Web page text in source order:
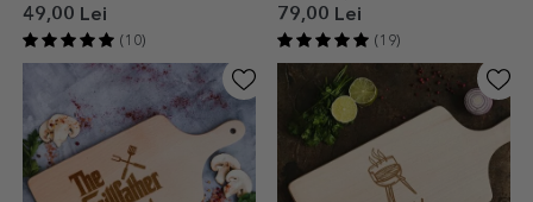
49,00 Lei
(10)
King of the grill
79,00 Lei
(19)